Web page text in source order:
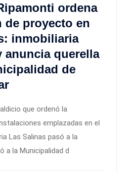
ordena
de proyecto en
inmobiliaria
anuncia querella
de
que ordenó la
emplazadas en el
Las Salinas pasó a la
a la Municipalidad d